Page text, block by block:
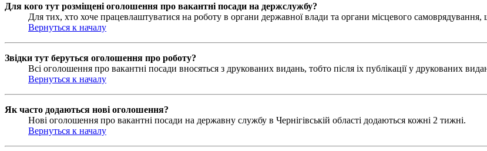
Для кого тут розміщені оголошення про вакантні посади на держслужбу?
Для тих, хто хоче працевлаштуватися на роботу в органи державної влади та органи місцевого самоврядування,
Вернуться к началу
Звідки тут беруться оголошення про роботу?
Всі оголошення про вакантні посади вносяться з друкованих видань, тобто після іх публікації у друкованих
Вернуться к началу
Як часто додаються нові оголошення?
Нові оголошення про вакантні посади на державну службу в Чернігівській області додаються кожні 2 тижні.
Вернуться к началу